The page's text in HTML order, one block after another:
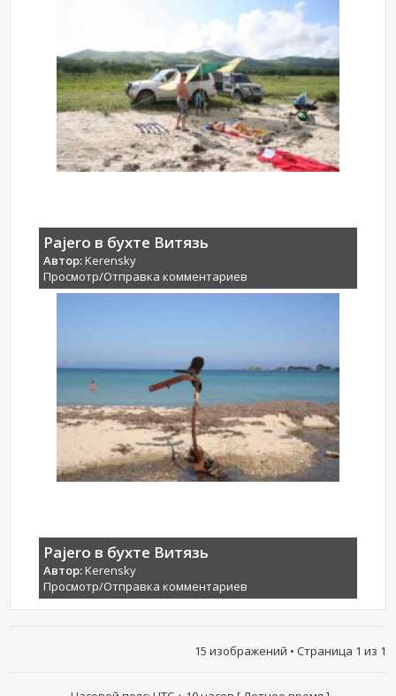
Pajero в бухте Витязь
Автор:Kerensky
Просмотр/Отправка комментариев
Pajero в бухте Витязь
Автор:Kerensky
Просмотр/Отправка комментариев
15 изображений • Страница 1 из 1